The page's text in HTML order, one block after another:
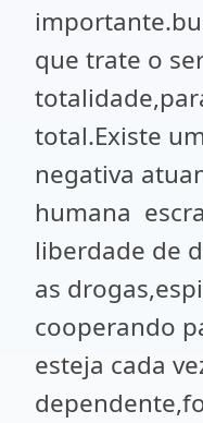
que trate o
total.Existe
negativa
humana
liberdade de
as
cooperando
esteja cada